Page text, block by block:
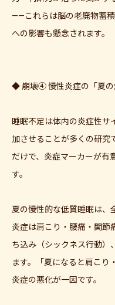
——これらは脳の老廃物蓄
への影響も懸念されます。
◆ 崩壊④ 慢性炎症の「夏の
睡眠不足は体内の炎症性サ
加させることが多くの研究
だけで、炎症マーカーが有
す。
夏の慢性的な低質睡眠は、
炎症は肩こり・腰痛・関節
ち込み（シックネス行動）
ます。「夏になると肩こ
炎症の悪化が一因です。